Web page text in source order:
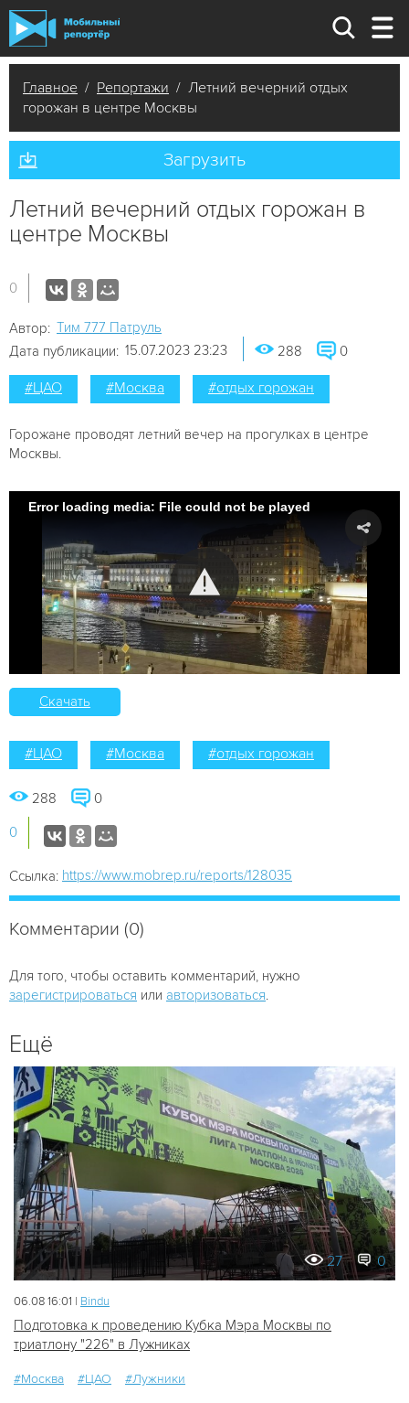
Главное / Репортажи / Летний вечерний отдых
горожан в центре Москвы
Загрузить
Летний вечерний отдых горожан в
центре Москвы
0
Автор: Tим 777 Патруль
Дата публикации: 15.07.2023 23:23 288 0
#ЦАО #Москва #отдых горожан
Горожане проводят летний вечер на прогулках в центре
Москвы.
Error loading media: File could not be played
Скачать
#ЦАО #Москва #отдых горожан
288 0
0
Ссылка: https://www.mobrep.ru/reports/128035
Комментарии (0)
Для того, чтобы оставить комментарий, нужно
зарегистрироваться или авторизоваться
Ещё
27 0
06.08 16:01 | Bindu
Подготовка к проведению Кубка Мэра Москвы по
триатлону "226" в Лужниках
#Москва #ЦАО #Лужники